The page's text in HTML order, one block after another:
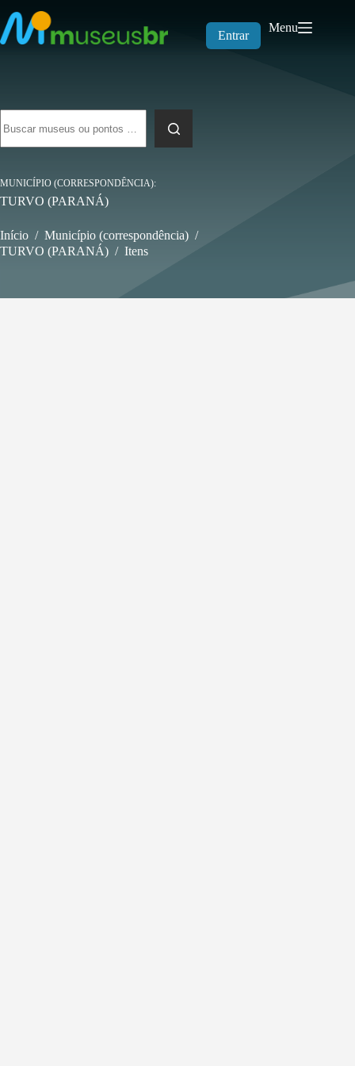
para
o
conteúdo
Entrar
Menu
resultados
MUNICÍPIO (CORRESPONDÊNCIA)
TURVO (PARANÁ)
Início / Município (correspondência) /
TURVO (PARANÁ) / Itens